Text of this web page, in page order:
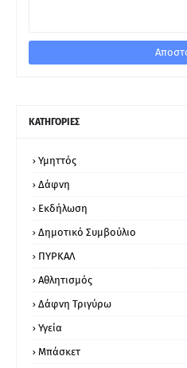
ΚΑΤΗΓΟΡΙΕΣ
Υμηττός
Δάφνη
Εκδήλωση
Δημοτικό Συμβούλιο
ΠΥΡΚΑΛ
Αθλητισμός
Δάφνη Τριγύρω
Υγεία
Μπάσκετ